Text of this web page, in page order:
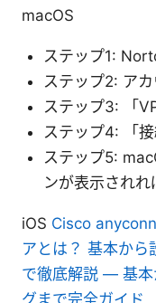
macOS
ステップ1:
ステップ2: ア
ステップ3: 「
ステップ4: 「
ステップ5:
ンが表示されれ
iOS Cisco
アとは？ 基本から
で徹底解説 — 基本
グまで完全ガイド